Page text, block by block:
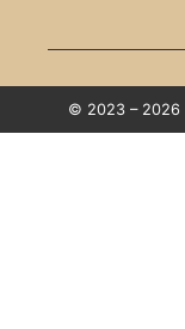
© 2023 – 2026